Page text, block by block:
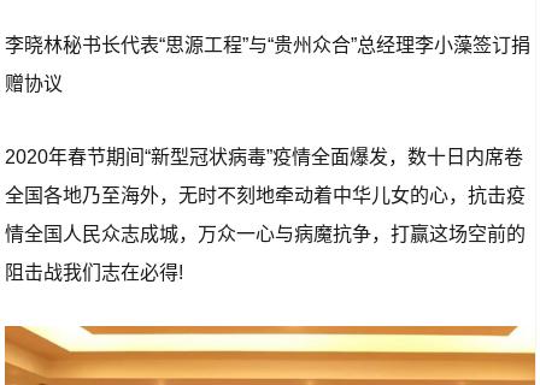
李晓林秘书长代表“思源工程”与“贵州众合”总经理李小藻签订捐
赠协议
2020年春节期间“新型冠状病毒”疫情全面爆发，数十日内席卷
全国各地乃至海外，无时不刻地牵动着中华儿女的心，抗击疫
情全国人民众志成城，万众一心与病魔抗争，打赢这场空前的
阻击战我们志在必得!